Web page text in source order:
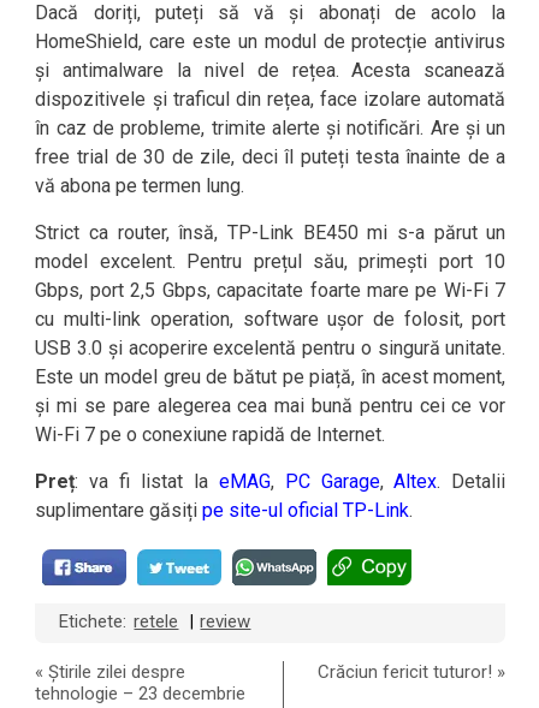
Dacă doriți, puteți să vă și abonați de acolo la
HomeShield, care este un modul de protecție antivirus
și antimalware la nivel de rețea. Acesta scanează
dispozitivele și traficul din rețea, face izolare automată
în caz de probleme, trimite alerte și notificări. Are și un
free trial de 30 de zile, deci îl puteți testa înainte de a
vă abona pe termen lung.
Strict ca router, însă, TP-Link BE450 mi s-a părut un
model excelent. Pentru prețul său, primești port 10
Gbps, port 2,5 Gbps, capacitate foarte mare pe Wi-Fi 7
cu multi-link operation, software ușor de folosit, port
USB 3.0 și acoperire excelentă pentru o singură unitate.
Este un model greu de bătut pe piață, în acest moment,
și mi se pare alegerea cea mai bună pentru cei ce vor
Wi-Fi 7 pe o conexiune rapidă de Internet.
Preț: va fi listat la eMAG, PC Garage,Altex. Detalii
suplimentare găsițipe site-ul oficial TP-Link.
Etichete: retele review
«Știrile zilei despre
tehnologie – 23 decembrie
Crăciun fericit tuturor! »